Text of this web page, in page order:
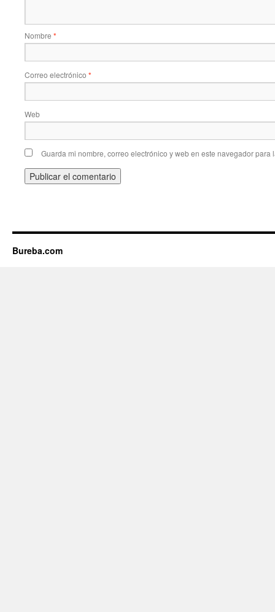
Nombre *
Correo electrónico *
Web
Guarda mi nombre, correo electrónico y web en este navegador para
Bureba.com